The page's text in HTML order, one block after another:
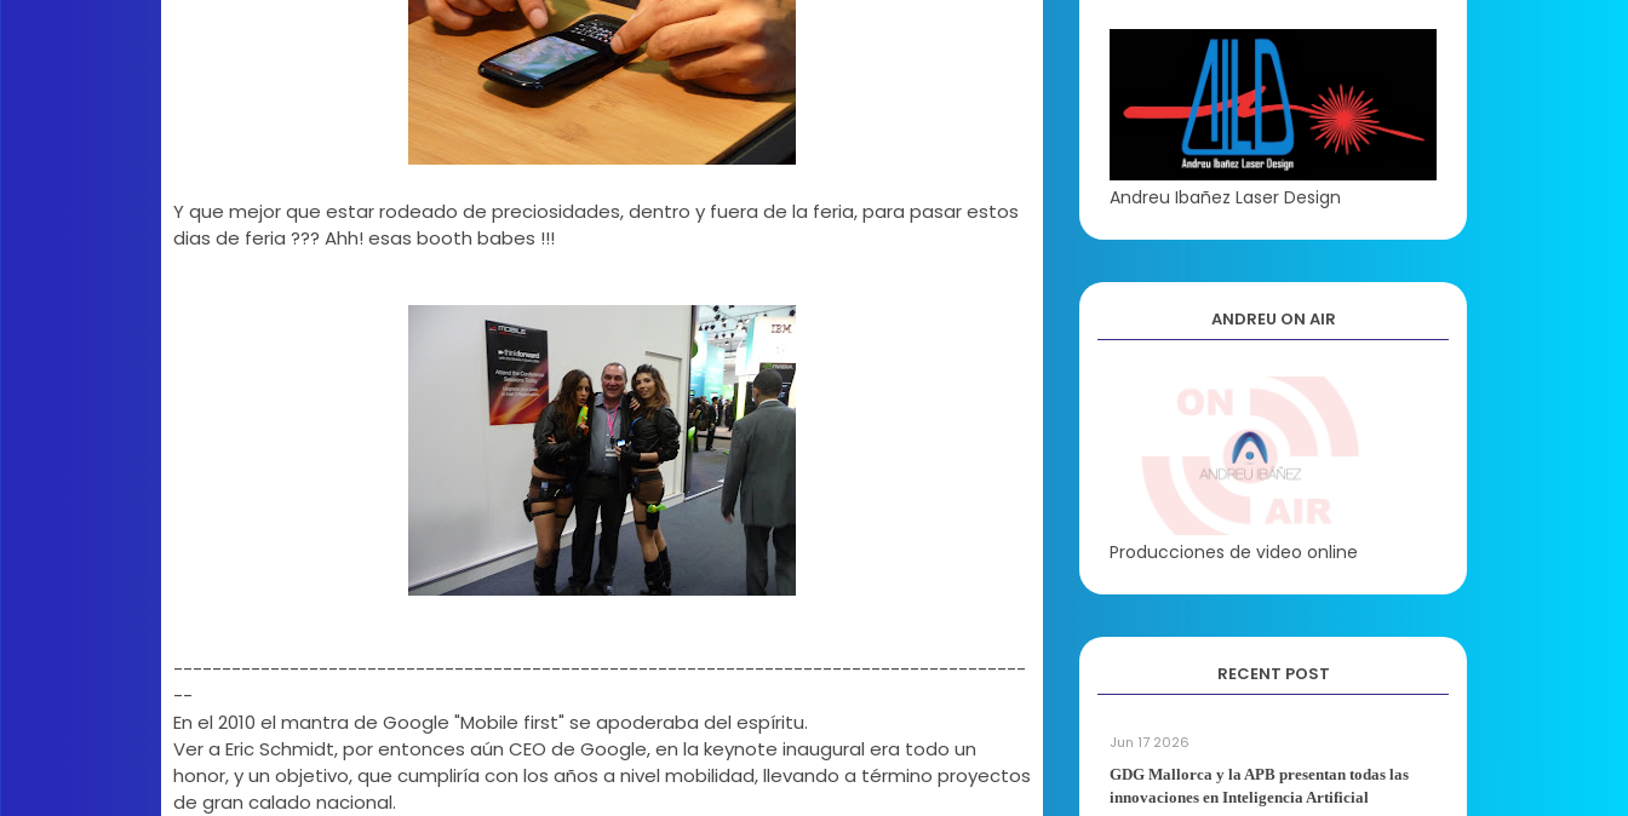
Y que mejor que estar rodeado de preciosidades, dentro y fuera de la feria, para pasar estos
dias de feria ??? Ahh! esas booth babes !!!
----------------------------------------------------------------------------------------
--
En el 2010 el mantra de Google "Mobile first" se apoderaba del espíritu.
Ver a Eric Schmidt, por entonces aún CEO de Google, en la keynote inaugural era todo un
honor, y un objetivo, que cumpliría con los años a nivel mobilidad, llevando a término proyectos
de gran calado nacional.
Andreu Ibañez Laser Design
ANDREU ON AIR
Producciones de video online
RECENT POST
Jun 17 2026
GDG Mallorca y la APB presentan todas las
innovaciones en Inteligencia Artificial